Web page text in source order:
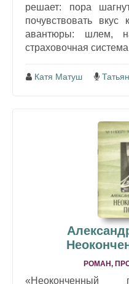
решает: пора
почувствовать вкус
авантюры: шлем,
страховочная
Катя Матуш
РОМАН,
«Неоконченный